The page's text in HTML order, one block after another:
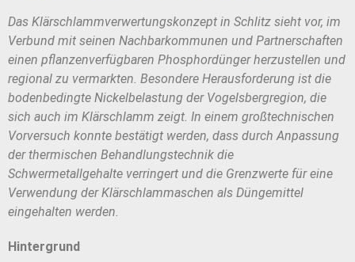
Das Klärschlammverwertungskonzept in Schlitz sieht vor, im
Verbund mit seinen Nachbarkommunen und Partnerschaften
einen pflanzenverfügbaren Phosphordünger herzustellen und
regional zu vermarkten. Besondere Herausforderung ist die
bodenbedingte Nickelbelastung der Vogelsbergregion, die
sich auch im Klärschlamm zeigt. In einem großtechnischen
Vorversuch konnte bestätigt werden, dass durch Anpassung
der thermischen Behandlungstechnik die
Schwermetallgehalte verringert und die Grenzwerte für eine
Verwendung der Klärschlammaschen als Düngemittel
eingehalten werden.
Hintergrund